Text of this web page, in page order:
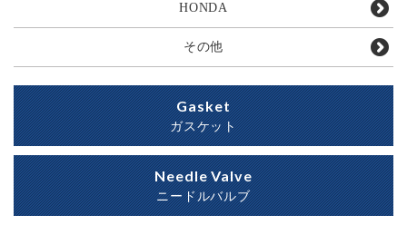
HONDA
その他
Gasket
ガスケット
Needle Valve
ニードルバルブ